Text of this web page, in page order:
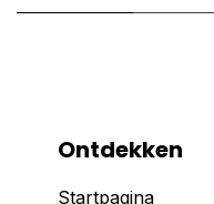
Ontdekken
Startpagina